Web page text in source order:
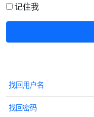
记住我
找回用户名
找回密码